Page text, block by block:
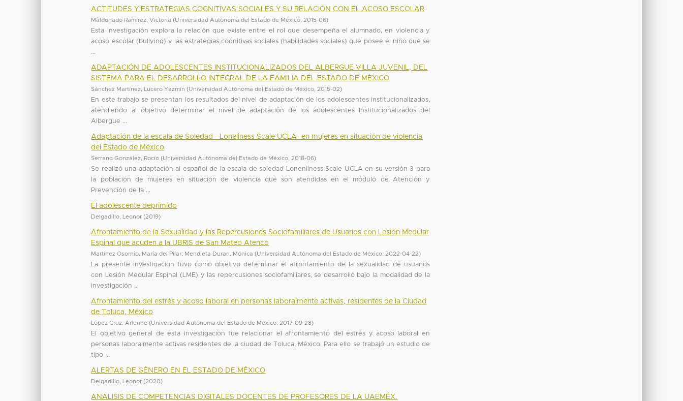
ACTITUDES Y ESTRATEGIAS COGNITIVAS SOCIALES Y SU RELACIÓN CON EL ACOSO ESCOLAR
Maldonado Ramírez, Victoria (Universidad Autónoma del Estado de México 2015-06)
Esta investigación explora la relación que existe entre el rol que desempeña el alumnado, en violencia y
acoso escolar (bullying) y las estrategias cognitivas sociales (habilidades sociales) que posee el niño que se
...
ADAPTACIÓN DE ADOLESCENTES INSTITUCIONALIZADOS DEL ALBERGUE VILLA JUVENIL, DEL
SISTEMA PARA EL DESARROLLO INTEGRAL DE LA FAMILIA DEL ESTADO DE MÉXICO
Sánchez Martínez, Lucero Yazmín (Universidad Autónoma del Estado de México 2015-02)
En este trabajo se presentan los resultados del nivel de adaptación de los adolescentes institucionalizados,
atendiendo al objetivo determinar el nivel de adaptación de los adolescentes Institucionalizados del
Albergue ...
Adaptación de la escala de Soledad - Loneliness Scale UCLA- en mujeres en situación de violencia
del Estado de México
Serrano González, Rocío (Universidad Autónoma del Estado de México 2018-06)
Se realizó una adaptación al español de la escala de soledad Lonenliness Scale UCLA en su versión 3 para
la población de mujeres en situación de violencia que son atendidas en el módulo de Atención y
Prevención de la ...
El adolescente deprimido
Delgadillo, Leonor (2019)
Afrontamiento de la Sexualidad y las Repercusiones Sociofamiliares de Usuarios con Lesión Medular
Espinal que acuden a la UBRIS de San Mateo Atenco
Martínez Osornio, María del Pilar; Mendieta Duran, Mónica (Universidad Autónoma del Estado de México 2022-04-22)
La presente investigación tuvo como objetivo determinar el afrontamiento de la sexualidad de usuarios
con Lesión Medular Espinal (LME) y las repercusiones sociofamiliares, se desarrolló bajo la modalidad de la
investigación ...
Afrontamiento del estrés y acoso laboral en personas laboralmente activas, residentes de la Ciudad
de Toluca, México
López Cruz, Arlenne (Universidad Autónoma del Estado de México 2017-09-28)
El objetivo general de esta investigación fue relacionar el afrontamiento del estrés y acoso laboral en
personas laboralmente activas residentes de la ciudad de Toluca, México. Para ello se trabajó un estudio de
tipo ...
ALERTAS DE GÉNERO EN EL ESTADO DE MÉXICO
Delgadillo, Leonor (2020)
ANALISIS DE COMPETENCIAS DIGITALES DOCENTES DE PROFESORES DE LA UAEMÉX.